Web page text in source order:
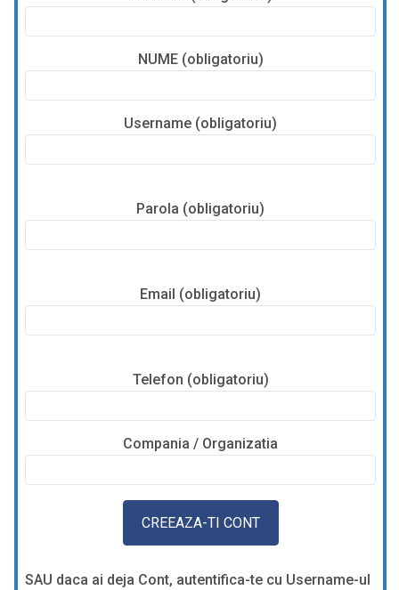
NUME (obligatoriu)
Username (obligatoriu)
Parola (obligatoriu)
Email (obligatoriu)
Telefon (obligatoriu)
Compania / Organizatia
SAU daca ai deja Cont, autentifica-te cu Username-ul